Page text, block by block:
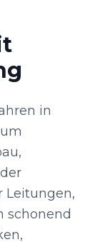
in
Leitungen,
schonend